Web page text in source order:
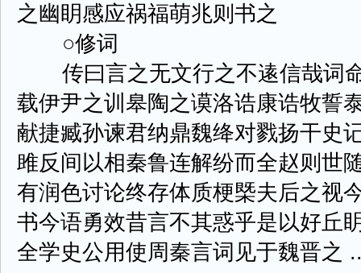
之幽眀感应祸福萌兆则书之
○修词
传曰言之无文行之不逺信哉词
载伊尹之训皋陶之谟洛诰康诰牧誓
献捷臧孙谏君纳鼎魏绛对戮扬干史
雎反间以相秦鲁连解纷而全赵则世
有润色讨论终存体质梗槩夫后之视
书今语勇效昔言不其惑乎是以好丘
全学史公用使周秦言词见于魏晋之